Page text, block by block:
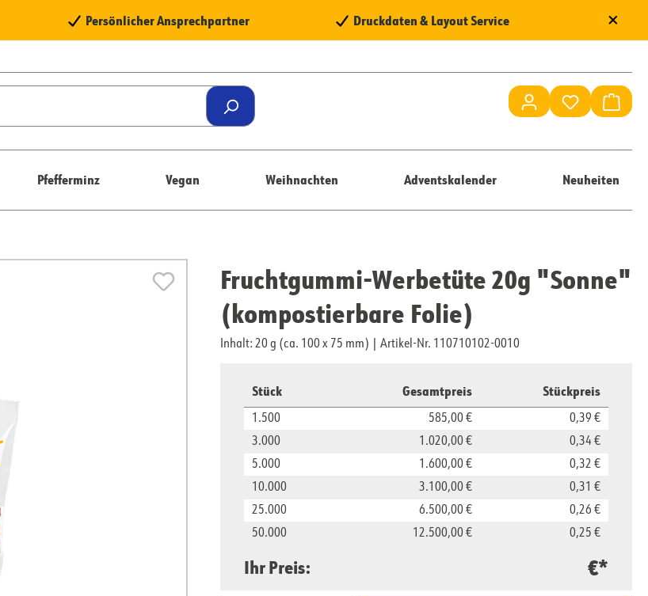
Persönlicher Ansprechpartner Druckdaten & Layout Service ×
Du hast 0
Pfefferminz Vegan Weihnachten Adventskalender Neuheiten
Fruchtgummi-Werbetüte 20g "Sonne"
(kompostierbare Folie)
Inhalt: 20 g (ca. 100 x 75 mm) Artikel-Nr. 110710102-0010
Stück Gesamtpreis Stückpreis
1.500 585,00 €
0,39 €
3.000
1.020,00 €
0,34 €
5.000
1.600,00 €
0,32 €
10.000
3.100,00 €
0,31 €
25.000
6.500,00 €
0,26 €
50.000
12.500,00 € 0,25 €
Ihr Preis: €*